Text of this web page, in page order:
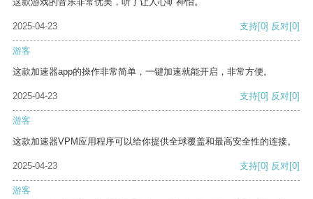
2025-04-23 支持[0] 反对[0]
游客
这款加速器app的操作非常简单，一键加速就能开启，非常方便。
2025-04-23 支持[0] 反对[0]
游客
这款加速器VPM应用程序可以给你提供全球覆盖和最高安全性的连接。
2025-04-23 支持[0] 反对[0]
游客